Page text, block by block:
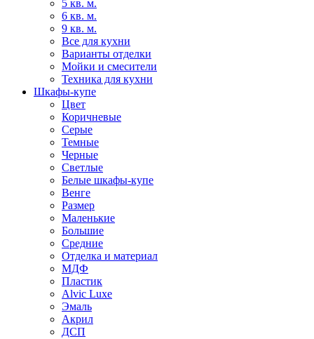
5 кв. м.
6 кв. м.
9 кв. м.
Все для кухни
Варианты отделки
Мойки и смесители
Техника для кухни
Шкафы-купе
Цвет
Коричневые
Серые
Темные
Черные
Светлые
Белые шкафы-купе
Венге
Размер
Маленькие
Большие
Средние
Отделка и материал
МДФ
Пластик
Alvic Luxe
Эмаль
Акрил
ДСП